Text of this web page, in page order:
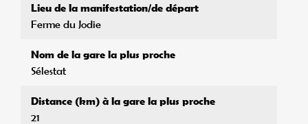
Lieu de la manifestation/de départ
Ferme du Jodie
Nom de la gare la plus proche
Sélestat
Distance (km) à la gare la plus proche
21